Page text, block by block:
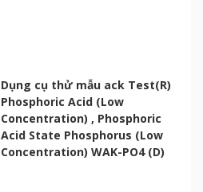
Dụng cụ thử mẫu ack Test(R)
Phosphoric Acid (Low
Concentration) , Phosphoric
Acid State Phosphorus (Low
Concentration) WAK-PO4 (D)